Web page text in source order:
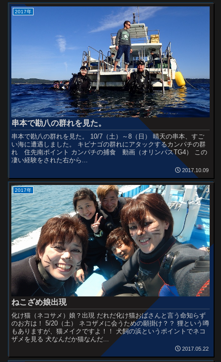
2017年
串本で勘八の群れを見た。
串本で勘八の群れを見た。 10/7（土）～8（日） 晴天の串本、すご
い海に遭遇しました。 キビナゴの群れにアタックするカンパチの群
れ 住先南ポイント カンパチの捕食 動画（オリンパスTG4） この
凄い経験をされた右から...
2017.10.09
2017年
ねこざめ娘出現
化け猫（ネコサメ）娘？出現 だれだ化け猫おばさんと言う命知らず
のお方は！ 5/20（土） ネコザメに会うための願掛け？？ 狸という噂
もありますが、猫メイクですよ！！ 犬飼の浜というポイントでネコ
ザメを見る 犬なんだか猫なんだ...
2017.05.22